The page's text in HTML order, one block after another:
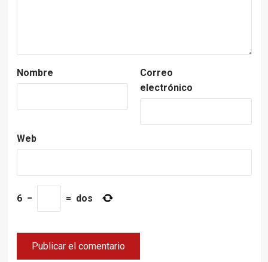
Nombre
Correo
electrónico
Web
6 − = dos